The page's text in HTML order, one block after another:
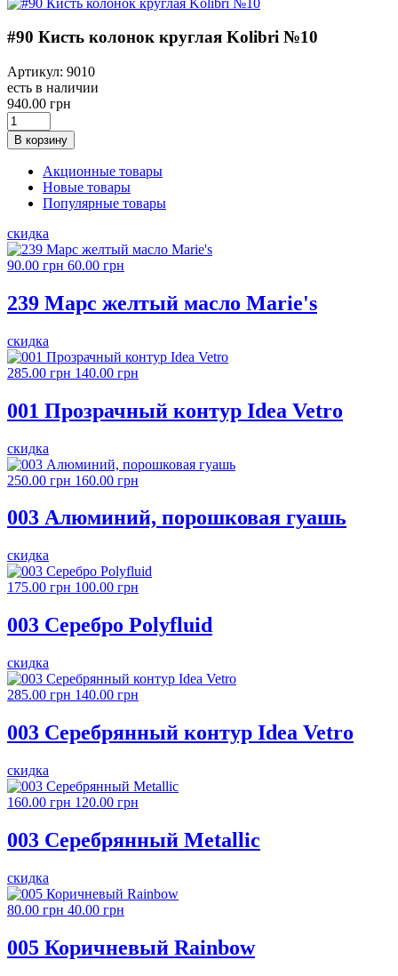
#90 Кисть колонок круглая Kolibri №10
Артикул: 9010
есть в наличии
940.00 грн
В корзину
Акционные товары
Новые товары
Популярные товары
скидка
90.00 грн 60.00 грн
239 Марс желтый масло Marie's
скидка
285.00 грн 140.00 грн
001 Прозрачный контур Idea Vetro
скидка
250.00 грн 160.00 грн
003 Алюминий, порошковая гуашь
скидка
175.00 грн 100.00 грн
003 Серебро Polyfluid
скидка
285.00 грн 140.00 грн
003 Серебрянный контур Idea Vetro
скидка
160.00 грн 120.00 грн
003 Серебрянный Metallic
скидка
80.00 грн 40.00 грн
005 Коричневый Rainbow